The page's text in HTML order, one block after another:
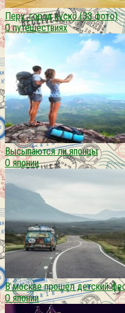
Перу. город куско (33 фото)
О путешествиях
Высыпаются ли японцы
О японии
В москве прошёл детский
О японии